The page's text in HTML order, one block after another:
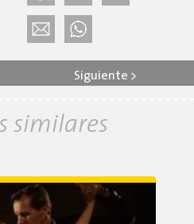
Siguiente >
similares